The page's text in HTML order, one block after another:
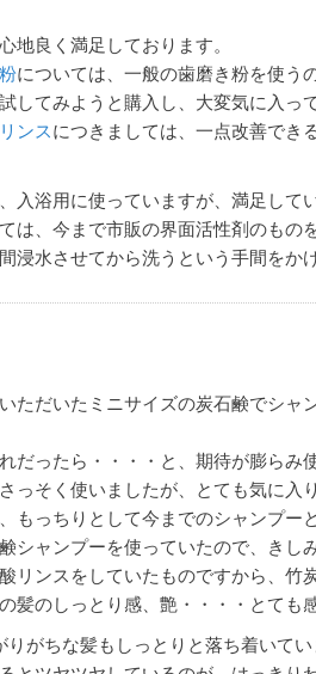
地良く満足しております。
については、一般の歯磨き粉を使う
してみようと購入し、大変気に入っ
ンスにつきましては、一点改善でき
入浴用に使っていますが、満足して
は、今まで市販の界面活性剤のもの
浸水させてから洗うという手間をか
ただいたミニサイズの炭石鹸でシャ
だったら・・・・と、期待が膨らみ
っそく使いましたが、とても気に入
もっちりとして今までのシャンプー
シャンプーを使っていたので、きし
リンスをしていたものですから、竹
髪のしっとり感、艶・・・・とても
りがちな髪もしっとりと落ち着いてい